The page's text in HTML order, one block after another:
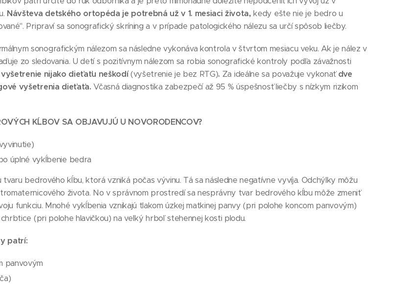
Návšteva detského ortopéda je potrebná už v 1. mesiaci života, kedy ešte nie je bedro u
Pripraví sa sonografický skríning a v prípade patologického nálezu sa určí spôsob liečby.
sonografickým nálezom sa následne vykonáva kontrola v štvrtom mesiacu veku. Ak je nález v
zo sledovania. U detí s pozitívnym nálezom sa robia sonografické kontroly podľa závažnosti
nijako dieťaťu neškodí(vyšetrenie je bez RTG). Za ideálne sa považuje vykonaťdve
vyšetrenia dieťaťa. Včasná diagnostika zabezpečí až 95 % úspešnosť liečby s nízkym rizikom
KĹBOV SA OBJAVUJÚ U NOVORODENCOV?
úplné vykĺbenie bedra
bedrového kĺbu, ktorá vzniká počas vývinu. Tá sa následne negatívne vyvíja. Odchýlky môžu
života. No v správnom prostredí sa nesprávny tvar bedrového kĺbu môže zmeniť
funkciu. Mnohé vykĺbenia vznikajú tlakom úzkej matkinej panvy (pri polohe koncom panvovým)
(pri polohe hlavičkou) na veľký hrboľ stehennej kosti plodu.
patrí:
panvovým